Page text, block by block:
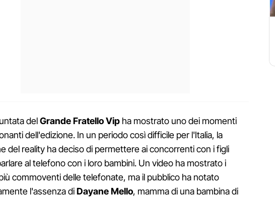
delGrande Fratello Vip ha mostrato uno dei momenti
dell'edizione. In un periodo così difficile per l'Italia, la
del reality ha deciso di permettere ai concorrenti con i figli
al telefono con i loro bambini. Un video ha mostrato i
commoventi delle telefonate, ma il pubblico ha notato
l'assenza diDayane Mello, mamma di una bambina di